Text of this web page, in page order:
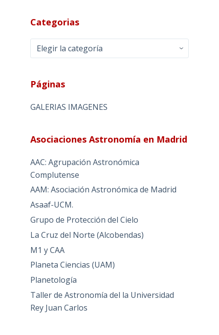
Categorias
Categorias
Páginas
GALERIAS IMAGENES
Asociaciones Astronomía en Madrid
AAC: Agrupación Astronómica
Complutense
AAM: Asociación Astronómica de Madrid
Asaaf-UCM.
Grupo de Protección del Cielo
La Cruz del Norte (Alcobendas)
M1 y CAA
Planeta Ciencias (UAM)
Planetología
Taller de Astronomía del la Universidad
Rey Juan Carlos